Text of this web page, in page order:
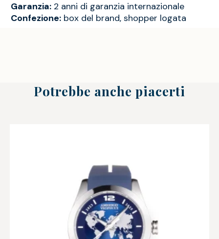
Garanzia: 2 anni di garanzia internazionale
Confezione: box del brand, shopper logata
Potrebbe anche piacerti